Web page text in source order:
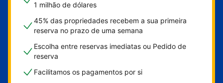
1 milhão de dólares
45% das propriedades recebem a sua primeira
reserva no prazo de uma semana
Escolha entre reservas imediatas ou Pedido de
reserva
Facilitamos os pagamentos por si